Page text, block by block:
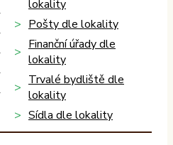
lokality
Pošty dle lokality
Finanční úřady dle
lokality
Trvalé bydliště dle
lokality
Sídla dle lokality